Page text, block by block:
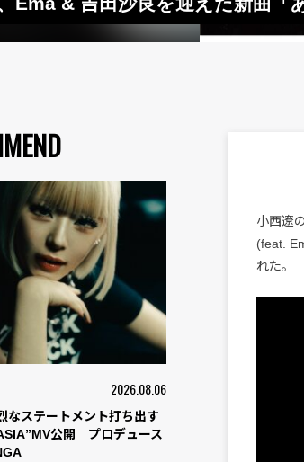
2026.08.06
なステートメント打ち出す
公開 プロデュース
小西遼
(feat.
れた。